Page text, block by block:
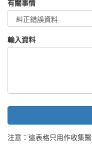
有關事情
輸入資料
注意：這表格只用作收集